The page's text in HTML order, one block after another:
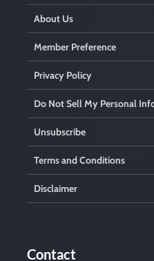
About Us
Member Preference
Privacy Policy
Do Not Sell My Personal
Unsubscribe
Terms and Conditions
Disclaimer
Contact